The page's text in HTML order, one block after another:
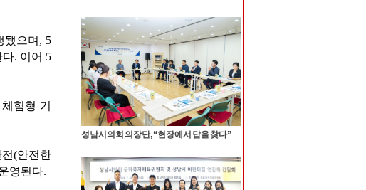
성남시의회 의장단, “현장에서 답을 찾다”